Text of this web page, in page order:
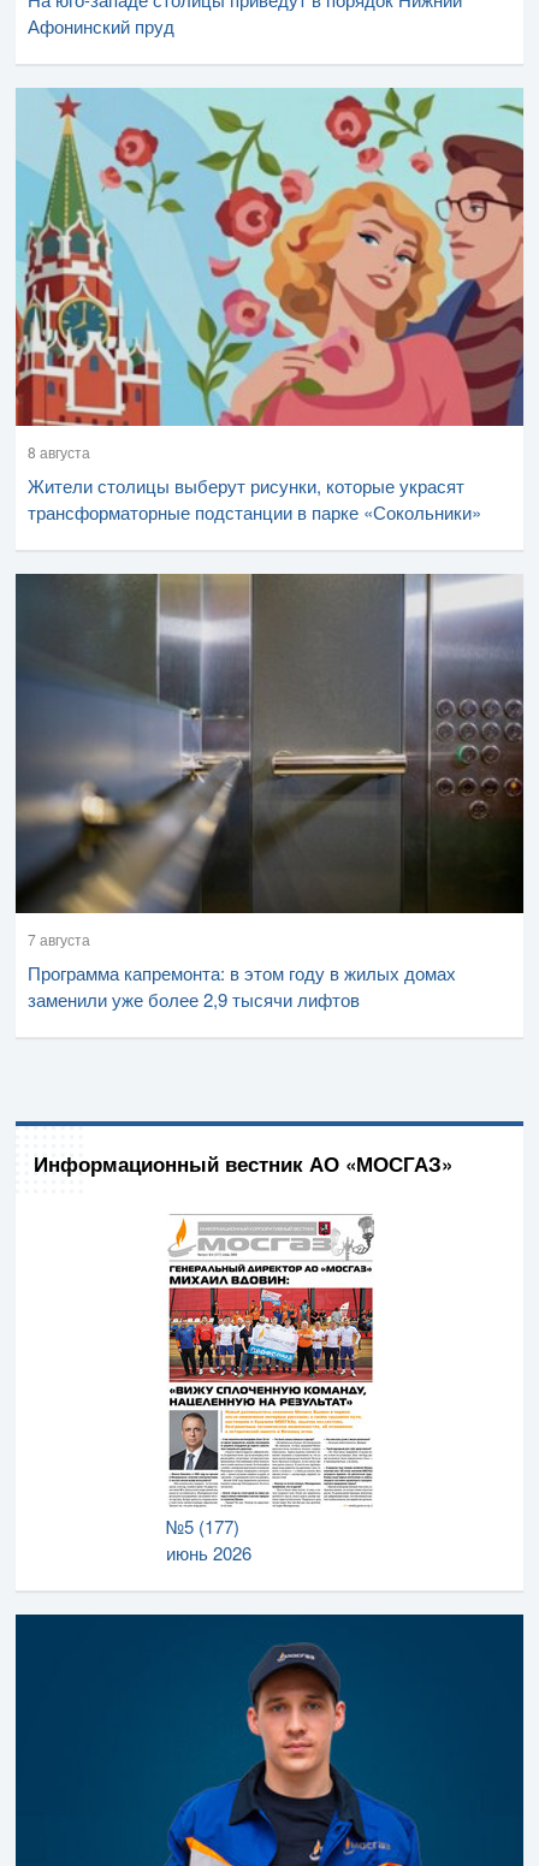
Афонинский пруд
8 августа
Жители столицы выберут рисунки, которые украсят
трансформаторные подстанции в парке «Сокольники»
7 августа
Программа капремонта: в этом году в жилых домах
заменили уже более 2,9 тысячи лифтов
Информационный вестник АО «МОСГАЗ»
№5 (177)
июнь 2026